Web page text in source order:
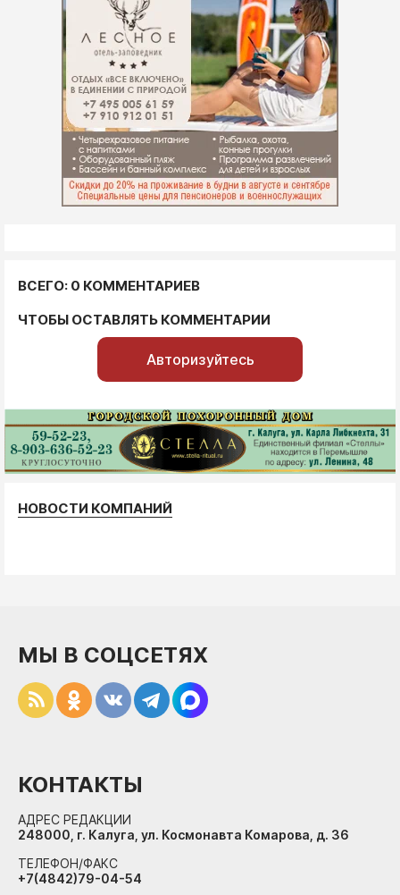
ВСЕГО: 0 КОММЕНТАРИЕВ
ЧТОБЫ ОСТАВЛЯТЬ КОММЕНТАРИИ
Авторизуйтесь
НОВОСТИ КОМПАНИЙ
МЫ В СОЦСЕТЯХ
КОНТАКТЫ
АДРЕС РЕДАКЦИИ
248000, г. Калуга, ул. Космонавта Комарова, д. 36
ТЕЛЕФОН/ФАКС
+7(4842)79-04-54